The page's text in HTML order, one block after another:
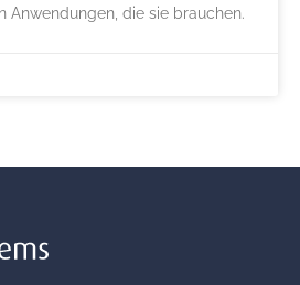
Anwendungen, die sie brauchen.